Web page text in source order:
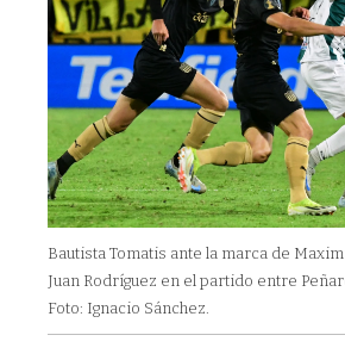
Bautista Tomatis ante la marca de
Juan Rodríguez en el partido entre
Foto: Ignacio Sánchez.